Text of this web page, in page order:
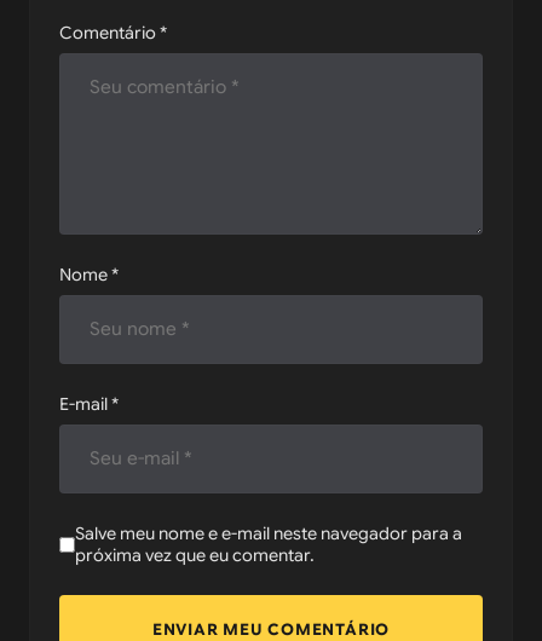
Comentário*
Nome*
E-mail*
Salve meu nome e e-mail neste navegador para a
próxima vez que eu comentar.